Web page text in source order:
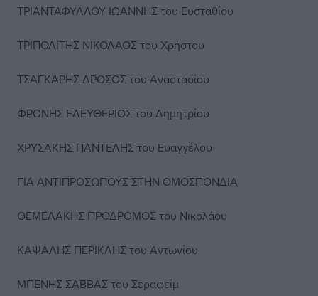
ΤΡΙΑΝΤΑΦΥΛΛΟΥ ΙΩΑΝΝΗΣ του Ευσταθίου
ΤΡΙΠΟΛΙΤΗΣ ΝΙΚΟΛΑΟΣ του Χρήστου
ΤΣΑΓΚΑΡΗΣ ΔΡΟΣΟΣ του Αναστασίου
ΦΡΟΝΗΣ ΕΛΕΥΘΕΡΙΟΣ του Δημητρίου
ΧΡΥΣΑΚΗΣ ΠΑΝΤΕΛΗΣ του Ευαγγέλου
ΓΙΑ ΑΝΤΙΠΡΟΣΩΠΟΥΣ ΣΤΗΝ ΟΜΟΣΠΟΝΔΙΑ
ΘΕΜΕΛΑΚΗΣ ΠΡΟΔΡΟΜΟΣ του Νικολάου
ΚΑΨΑΛΗΣ ΠΕΡΙΚΛΗΣ του Αντωνίου
ΜΠΕΝΗΣ ΣΑΒΒΑΣ του Σεραφείμ